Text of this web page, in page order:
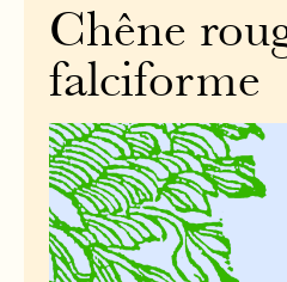
Chêne
falciforme